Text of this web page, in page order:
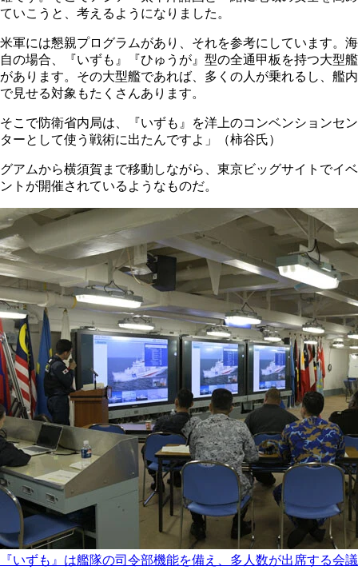
ていこうと、考えるようになりました。
米軍には懇親プログラムがあり、それを参考にしています。海
自の場合、『いずも』『ひゅうが』型の全通甲板を持つ大型艦
があります。その大型艦であれば、多くの人が乗れるし、艦内
で見せる対象もたくさんあります。
そこで防衛省内局は、『いずも』を洋上のコンベンションセン
ターとして使う戦術に出たんですよ」（柿谷氏）
グアムから横須賀まで移動しながら、東京ビッグサイトでイベ
ントが開催されているようなものだ。
『いずも』は艦隊の司令部機能を備え、多人数が出席する会議